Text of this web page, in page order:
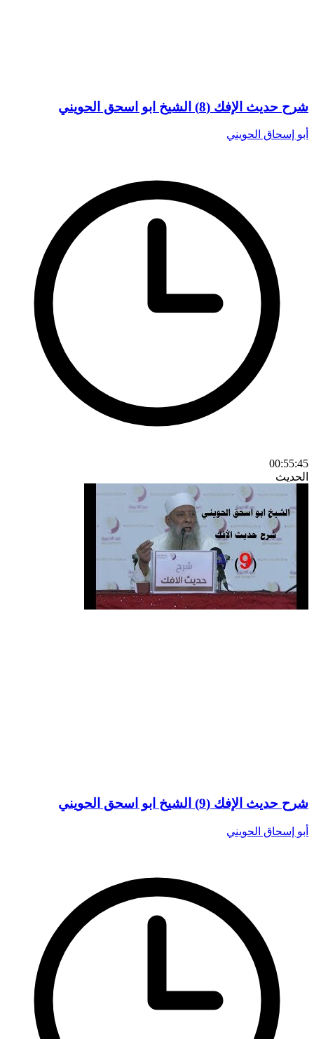
شرح حديث الإفك (8) الشيخ ابو اسحق الحويني
أبو إسحاق الحويني
00:55:45
الحديث
شرح حديث الإفك (9) الشيخ ابو اسحق الحويني
أبو إسحاق الحويني